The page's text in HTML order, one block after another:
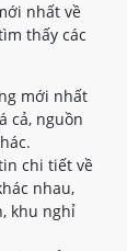
nhất về
thấy các
mới nhất
cả, nguồn
chi tiết về
nhau,
khu nghỉ